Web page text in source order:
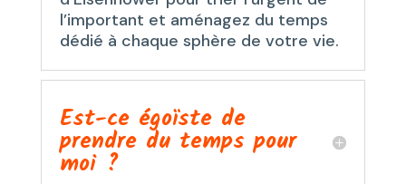
l’important et aménagez du temps
dédié à chaque sphère de votre vie.
Est-ce égoïste de
prendre du temps pour
moi ?